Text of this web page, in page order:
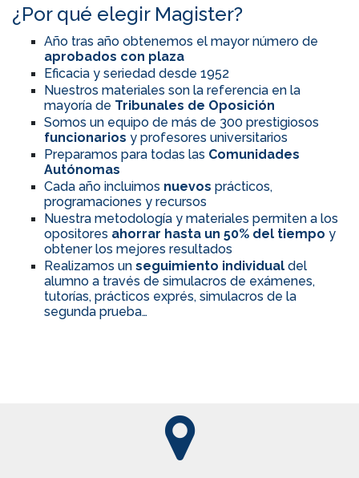
¿Por qué elegir Magister?
Año tras año obtenemos el mayor número de
aprobados con plaza
Eficacia y seriedad desde 1952
Nuestros materiales son la referencia en la
mayoría de Tribunales de Oposición
Somos un equipo de más de 300 prestigiosos
funcionarios y profesores universitarios
Preparamos para todas las Comunidades
Autónomas
Cada año incluimos nuevos prácticos,
programaciones y recursos
Nuestra metodología y materiales permiten a los
opositores ahorrar hasta un 50% del tiempo y
obtener los mejores resultados
Realizamos un seguimiento individual del
alumno a través de simulacros de exámenes,
tutorías, prácticos exprés, simulacros de la
segunda prueba…